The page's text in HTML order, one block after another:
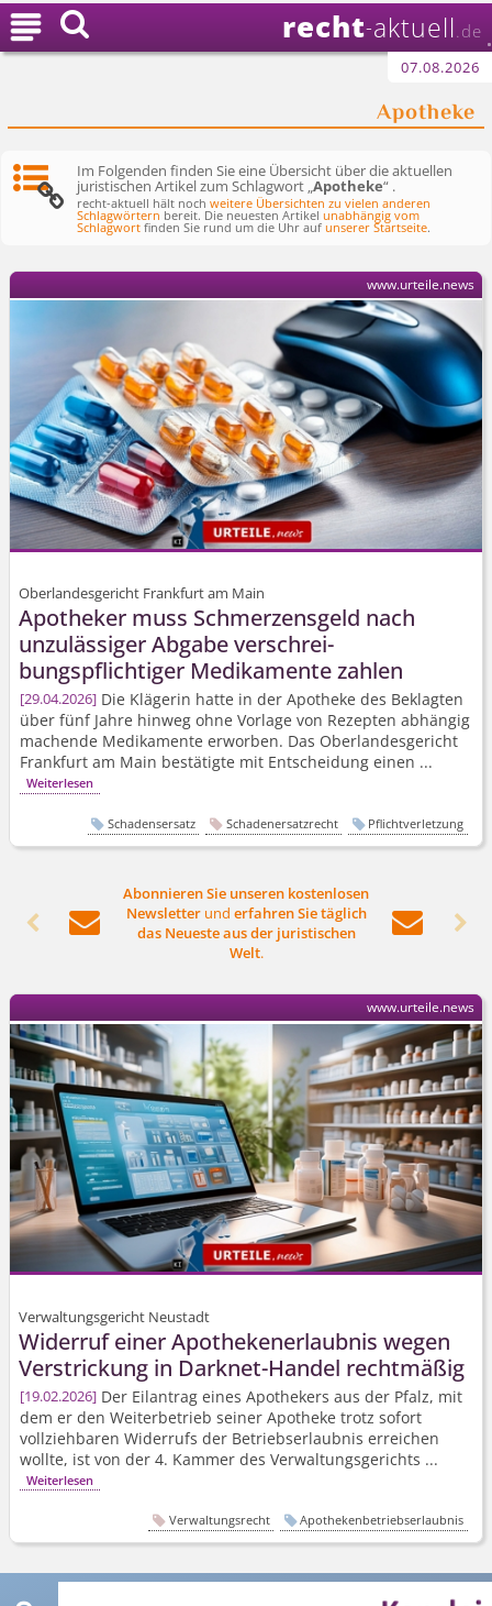
recht-aktuell .de
07.08.2026
Apotheke

Im Folgenden finden Sie eine Übersicht über die aktuellen
juristischen Artikel zum Schlagwort „Apotheke“ .
recht-aktuell hält nochweitere Übersichten zu vielen anderen
Schlagwörtern bereit. Die neuesten Artikelunabhängig vom
Schlagwort finden Sie rund um die Uhr aufunserer Startseite.
Oberlandesgericht Frankfurt am Main
Apotheker muss Schmerzensgeld nach
unzulässiger Abgabe verschrei­
bungspflichtiger Medikamente zahlen
29.04.2026 Die Klägerin hatte in der Apotheke des Beklagten
über fünf Jahre hinweg ohne Vorlage von Rezepten abhängig
machende Medikamente erworben. Das Oberlandesgericht
Frankfurt am Main bestätigte mit Entscheidung einen ...
Weiterlesen
www.urteile.news
Schadensersatz Schadenersatzrecht Pflichtverletzung
 
Abonnieren Sie unseren kostenlosen
Newsletterund erfahren Sie täglich
das Neueste aus der juristischen
Welt.
 
Verwaltungsgericht Neustadt
Widerruf einer Apothekenerlaubnis wegen
Verstrickung in Darknet-Handel rechtmäßig
19.02.2026 Der Eilantrag eines Apothekers aus der Pfalz, mit
dem er den Weiterbetrieb seiner Apotheke trotz sofort
vollziehbaren Widerrufs der Betriebserlaubnis erreichen
wollte, ist von der 4. Kammer des Verwaltungsgerichts ...
Weiterlesen
www.urteile.news
Verwaltungsrecht Apothekenbetriebserlaubnis